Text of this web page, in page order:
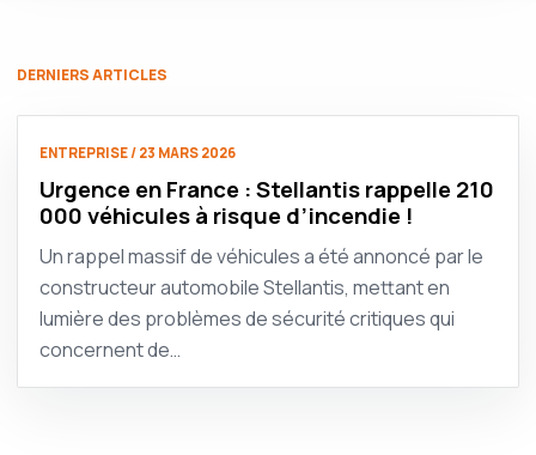
DERNIERS ARTICLES
ENTREPRISE / 23 MARS 2026
Urgence en France : Stellantis rappelle 210
000 véhicules à risque d’incendie !
Un rappel massif de véhicules a été annoncé par le
constructeur automobile Stellantis, mettant en
lumière des problèmes de sécurité critiques qui
concernent de…